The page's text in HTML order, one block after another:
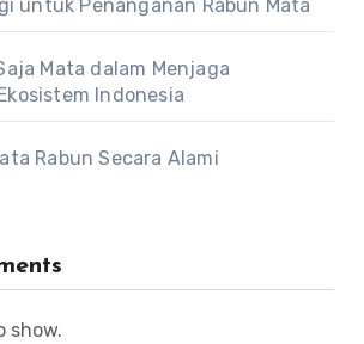
untuk Penanganan Rabun Mata
Mata dalam Menjaga
Indonesia
Rabun Secara Alami
show.